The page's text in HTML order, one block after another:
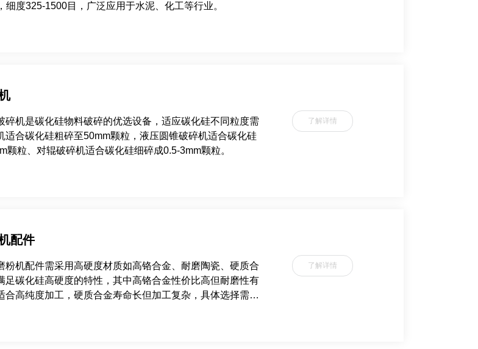
细度325-1500目，广泛应用于水泥、化工等行业。
碎机是碳化硅物料破碎的优选设备，适应碳化硅不同粒度需
适合碳化硅粗碎至50mm颗粒，液压圆锥破碎机适合碳化硅
颗粒、对辊破碎机适合碳化硅细碎成0.5-3mm颗粒。
了解详情
配件
粉机配件需采用高硬度材质如高铬合金、耐磨陶瓷、硬质合
足碳化硅高硬度的特性，其中高铬合金性价比高但耐磨性有
合高纯度加工，硬质合金寿命长但加工复杂，具体选择需根
了解详情